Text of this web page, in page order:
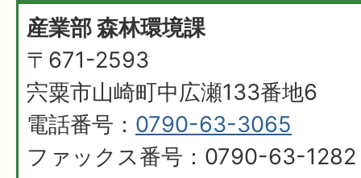
産業部 森林環境課
〒671-2593
宍粟市山崎町中広瀬133番地6
電話番号： 0790-63-3065
ファックス番号：0790-63-1282